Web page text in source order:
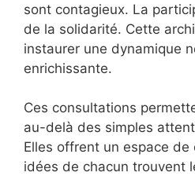
sont contagieux. La
de la solidarité. Cette
instaurer une dynamique
enrichissante.
Ces consultations
au-delà des simples
Elles offrent un espace
idées de chacun trouvent